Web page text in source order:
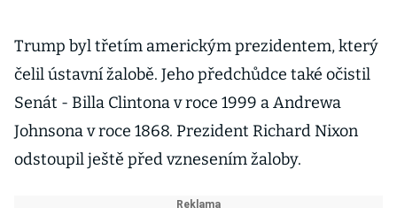
Trump byl třetím americkým prezidentem, který
čelil ústavní žalobě. Jeho předchůdce také očistil
Senát - Billa Clintona v roce 1999 a Andrewa
Johnsona v roce 1868. Prezident Richard Nixon
odstoupil ještě před vznesením žaloby.